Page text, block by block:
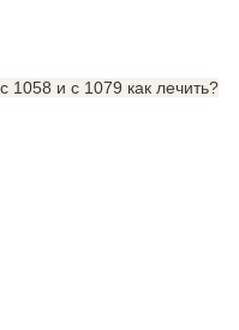
и с 1079 как лечить?